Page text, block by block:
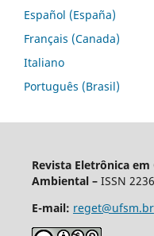
Español (España)
Français (Canada)
Italiano
Português (Brasil)
Revista Eletrônica em
Ambiental – ISSN
E-mail: reget@ufsm.br